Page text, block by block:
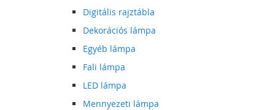
Digitális rajztábla
Dekorációs lámpa
Egyéb lámpa
Fali lámpa
LED lámpa
Mennyezeti lámpa